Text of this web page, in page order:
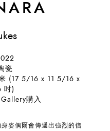
瓷
(17 5/16 x 11 5/16 x
吋)
購入
姿偶爾會傳遞出強烈的信